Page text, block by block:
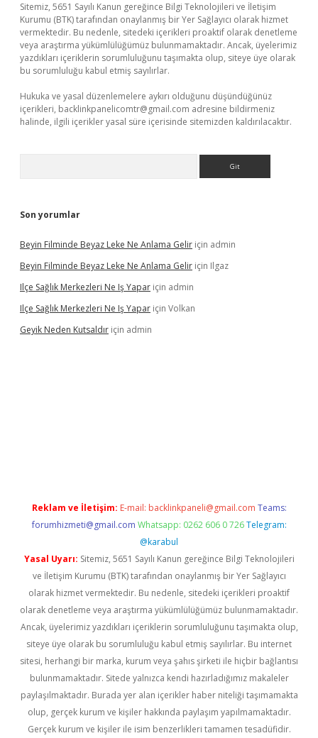
Sitemiz, 5651 Sayılı Kanun gereğince Bilgi Teknolojileri ve İletişim
Kurumu (BTK) tarafından onaylanmış bir Yer Sağlayıcı olarak hizmet
vermektedir. Bu nedenle, sitedeki içerikleri proaktif olarak denetleme
veya araştırma yükümlülüğümüz bulunmamaktadır. Ancak, üyelerimiz
yazdıkları içeriklerin sorumluluğunu taşımakta olup, siteye üye olarak
bu sorumluluğu kabul etmiş sayılırlar.
Hukuka ve yasal düzenlemelere aykırı olduğunu düşündüğünüz
içerikleri, backlinkpanelicomtr@gmail.com adresine bildirmeniz
halinde, ilgili içerikler yasal süre içerisinde sitemizden kaldırılacaktır.
Son yorumlar
Beyin Filminde Beyaz Leke Ne Anlama Gelir için admin
Beyin Filminde Beyaz Leke Ne Anlama Gelir için Ilgaz
Ilçe Sağlık Merkezleri Ne Iş Yapar için admin
Ilçe Sağlık Merkezleri Ne Iş Yapar için Volkan
Geyik Neden Kutsaldır için admin
Reklam ve İletişim: E-mail: backlinkpaneli@gmail.com Teams:
forumhizmeti@gmail.com Whatsapp: 0262 606 0 726 Telegram:
@karabul
Yasal Uyarı: Sitemiz, 5651 Sayılı Kanun gereğince Bilgi Teknolojileri
ve İletişim Kurumu (BTK) tarafından onaylanmış bir Yer Sağlayıcı
olarak hizmet vermektedir. Bu nedenle, sitedeki içerikleri proaktif
olarak denetleme veya araştırma yükümlülüğümüz bulunmamaktadır.
Ancak, üyelerimiz yazdıkları içeriklerin sorumluluğunu taşımakta olup,
siteye üye olarak bu sorumluluğu kabul etmiş sayılırlar. Bu internet
sitesi, herhangi bir marka, kurum veya şahıs şirketi ile hiçbir bağlantısı
bulunmamaktadır. Sitede yalnızca kendi hazırladığımız makaleler
paylaşılmaktadır. Burada yer alan içerikler haber niteliği taşımamakta
olup, gerçek kurum ve kişiler hakkında paylaşım yapılmamaktadır.
Gerçek kurum ve kişiler ile isim benzerlikleri tamamen tesadüfidir.